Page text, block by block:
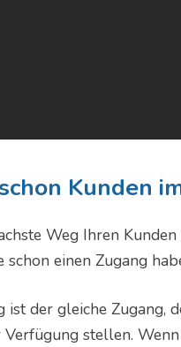
Kunden
Weg Ihren
schon einen Zugang
ist der gleiche Zugang,
stellen.